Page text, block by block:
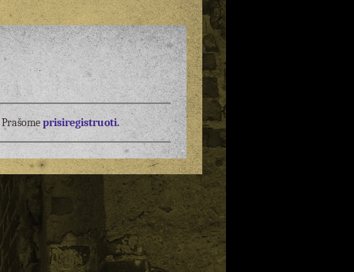
prisiregistruoti.